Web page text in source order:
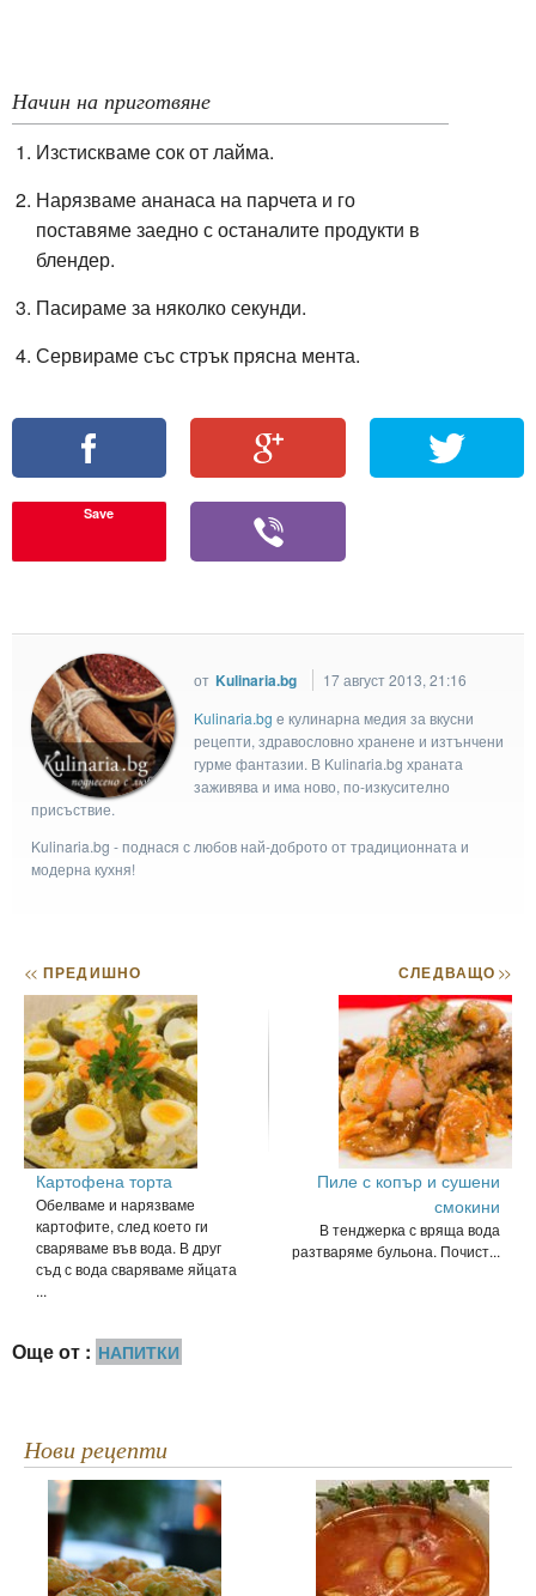
Начин на приготвяне
Изстискваме сок от лайма.
Нарязваме ананаса на парчета и го
поставяме заедно с останалите продукти в
блендер.
Пасираме за няколко секунди.
Сервираме със стрък прясна мента.
Save
от Kulinaria.bg
17 август 2013, 21:16
Kulinaria.bg e кулинарна медия за вкусни
рецепти, здравословно хранене и изтънчени
гурме фантазии. В Kulinaria.bg храната
заживява и има ново, по-изкусително
присъствие.
Kulinaria.bg - поднася с любов най-доброто от традиционната и
модерна кухня!
<< ПРЕДИШНО
Картофена торта
Обелваме и нарязваме
картофите, след което ги
сваряваме във вода. В друг
съд с вода сваряваме яйцата
...
СЛЕДВАЩО>>
Пиле с копър и сушени
смокини
В тенджерка с вряща вода
разтваряме бульона. Почист...
Още от : НАПИТКИ
Нови рецепти